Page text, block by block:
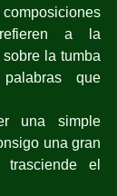
a la
la tumba
que
una simple
una gran
el